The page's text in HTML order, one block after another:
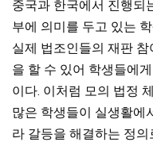
중국과 한국에서 진행되
부에 의미를 두고 있는
실제 법조인들의 재판
을 할 수 있어 학생들에
이다. 이처럼 모의 법정
많은 학생들이 실생활에
라 갈등을 해결하는 정